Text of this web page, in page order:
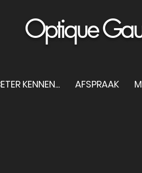
Optique
KENNEN... AFSPRAAK